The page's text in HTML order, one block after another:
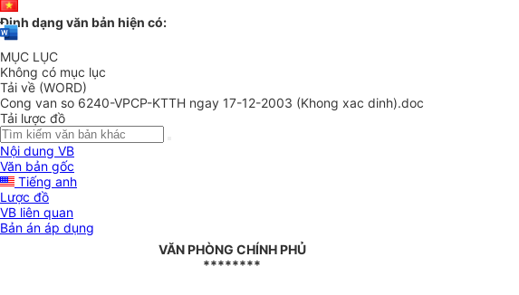
Định dạng văn bản hiện có:
MỤC LỤC
Không có mục lục
Tải về (WORD)
Cong van so 6240-VPCP-KTTH ngay 17-12-2003 (Khong xac dinh).doc
Tải lược đồ
Nội dung VB
Văn bản gốc
Tiếng anh
Lược đồ
VB liên quan
Bản án áp dụng
VĂN PHÒNG CHÍNH PHỦ
********